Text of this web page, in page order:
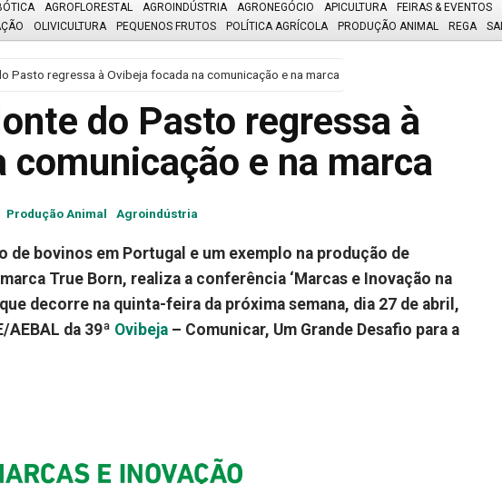
AGROFLORESTAL AGROINDÚSTRIA AGRONEGÓCIO APICULTURA FEIRAS & EVENTOS
OLIVICULTURA PEQUENOS FRUTOS POLÍTICA AGRÍCOLA PRODUÇÃO ANIMAL REGA
Pasto regressa à Ovibeja focada na comunicação e na marca
do Pasto regressa à
comunicação e na marca
Produção Animal Agroindústria
de bovinos em Portugal e um exemplo na produção de
True Born, realiza a conferência ‘Marcas e Inovação na
decorre na quinta-feira da próxima semana, dia 27 de abril,
AEBAL da 39ª Ovibeja – Comunicar, Um Grande Desafio para a